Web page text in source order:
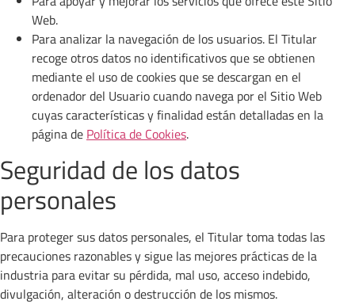
Web.
Para analizar la navegación de los usuarios. El Titular
recoge otros datos no identificativos que se obtienen
mediante el uso de cookies que se descargan en el
ordenador del Usuario cuando navega por el Sitio Web
cuyas características y finalidad están detalladas en la
página de Política de Cookies.
Seguridad de los datos
personales
Para proteger sus datos personales, el Titular toma todas las
precauciones razonables y sigue las mejores prácticas de la
industria para evitar su pérdida, mal uso, acceso indebido,
divulgación, alteración o destrucción de los mismos.